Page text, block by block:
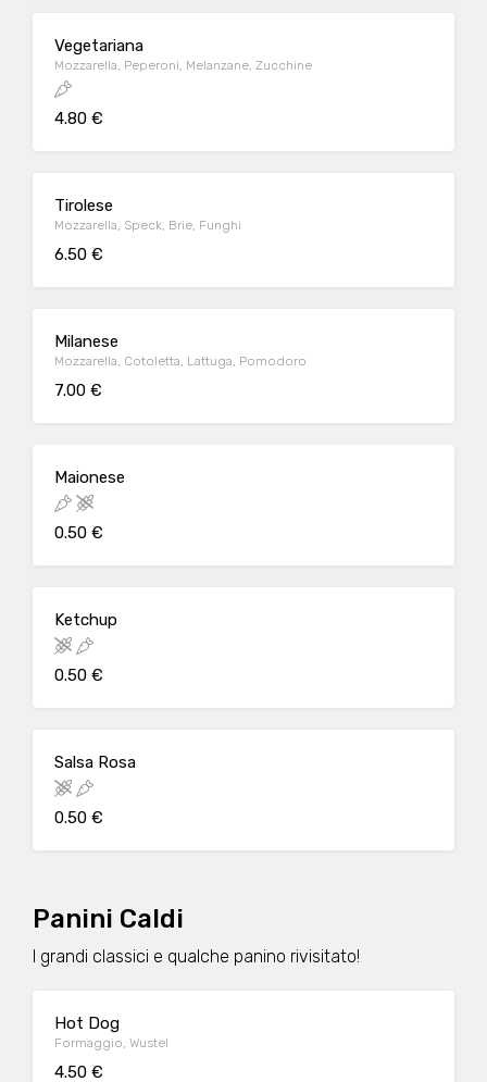
Vegetariana
Mozzarella, Peperoni, Melanzane, Zucchine
4.80 €
Tirolese
Mozzarella, Speck, Brie, Funghi
6.50 €
Milanese
Mozzarella, Cotoletta, Lattuga, Pomodoro
7.00 €
Maionese
0.50 €
Ketchup
0.50 €
Salsa Rosa
0.50 €
Panini Caldi
I grandi classici e qualche panino rivisitato!
Hot Dog
Formaggio, Wustel
4.50 €